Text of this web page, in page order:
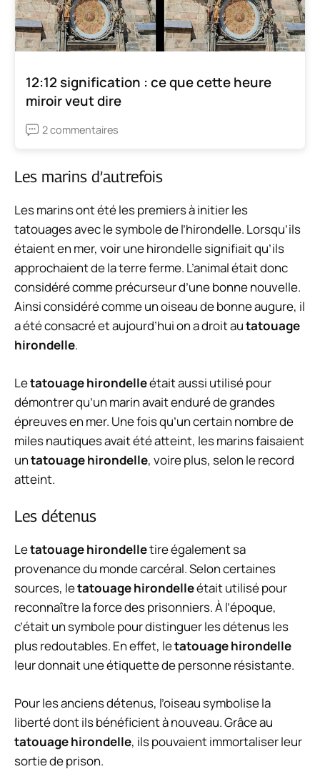
12:12 signification : ce que cette heure
miroir veut dire
2 commentaires
Les marins d’autrefois
Les marins ont été les premiers à initier les
tatouages avec le symbole de l’hirondelle. Lorsqu’ils
étaient en mer, voir une hirondelle signifiait qu’ils
approchaient de la terre ferme. L’animal était donc
considéré comme précurseur d’une bonne nouvelle.
Ainsi considéré comme un oiseau de bonne augure, il
a été consacré et aujourd’hui on a droit autatouage
hirondelle.
Letatouage hirondelleétait aussi utilisé pour
démontrer qu’un marin avait enduré de grandes
épreuves en mer. Une fois qu’un certain nombre de
miles nautiques avait été atteint, les marins faisaient
untatouage hirondelle, voire plus, selon le record
atteint.
Les détenus
Letatouage hirondelletire également sa
provenance du monde carcéral. Selon certaines
sources, letatouage hirondelleétait utilisé pour
reconnaître la force des prisonniers. À l’époque,
c’était un symbole pour distinguer les détenus les
plus redoutables. En effet, letatouage hirondelle
leur donnait une étiquette de personne résistante.
Pour les anciens détenus, l’oiseau symbolise la
liberté dont ils bénéficient à nouveau. Grâce au
tatouage hirondelle, ils pouvaient immortaliser leur
sortie de prison.